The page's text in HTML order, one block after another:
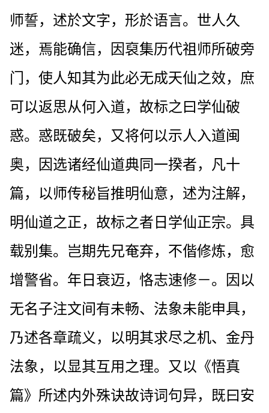
师誓，述於文字，形於语言。世人久
迷，焉能确信，因裒集历代祖师所破旁
门，使人知其为此必无成天仙之效，庶
可以返思从何入道，故标之曰学仙破
惑。惑既破矣，又将何以示人入道闽
奥，因选诸经仙道典同一揆者，凡十
篇，以师传秘旨推明仙意，述为注解，
明仙道之正，故标之者日学仙正宗。具
载别集。岂期先兄奄弃，不偕修炼，愈
增警省。年日衰迈，恪志速修－。因以
无名子注文间有未畅、法象未能申具，
乃述各章疏义，以明其求尽之机、金丹
法象，以显其互用之理。又以《悟真
篇》所述内外殊诀故诗词句异，既曰安